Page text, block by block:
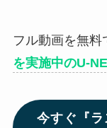
フル動画を無料
を実施中のU-
今すぐ『